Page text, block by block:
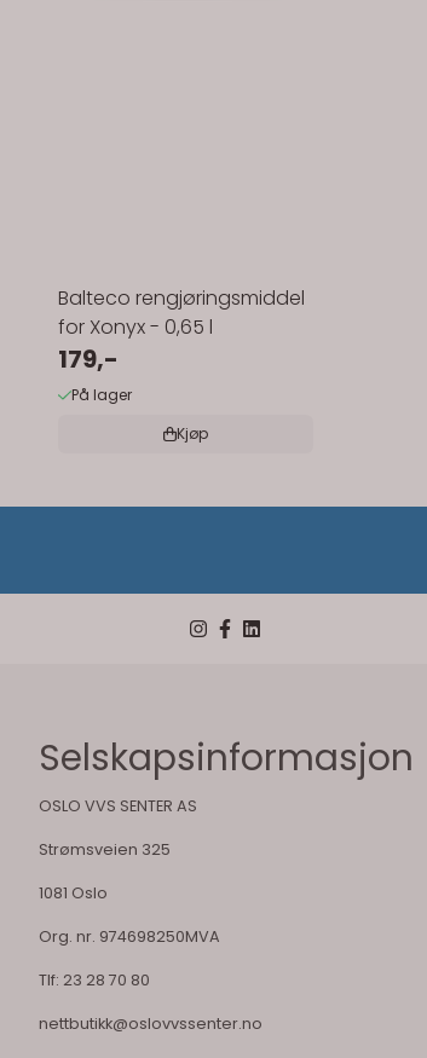
Balteco rengjøringsmiddel
for Xonyx - 0,65 l
179,-
På lager
Kjøp
Selskapsinformasjon
OSLO VVS SENTER AS
Strømsveien 325
1081 Oslo
Org. nr. 974698250MVA
Tlf: 23 28 70 80
nettbutikk@oslovvssenter.no